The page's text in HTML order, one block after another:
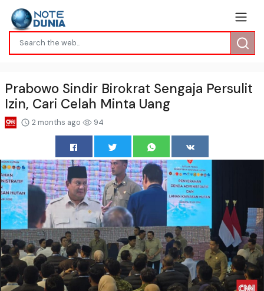
Prabowo Sindir Birokrat Sengaja Persulit
Izin, Cari Celah Minta Uang
2 months ago 94